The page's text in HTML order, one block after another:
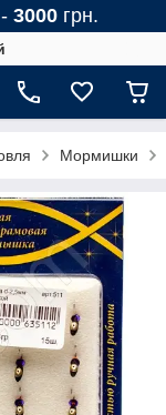
3000 грн.
Мормишки